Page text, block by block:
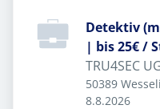
Detektiv
| bis 25€ /
TRU4SEC
50389
Veröffentlicht
8.8.2026